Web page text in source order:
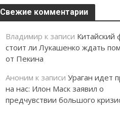
Свежие комментарии
Владимир к записи Китайский
стоит ли Лукашенко ждать
от Пекина
Аноним к записиУраган идет
на нас: Илон Маск заявил о
предчувствии большого